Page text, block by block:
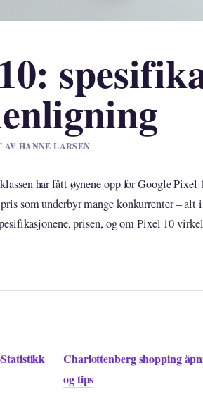
AV HANNE LARSEN
har fått øynene opp for Google Pixel
som underbyr mange konkurrenter – alt
prisen, og om Pixel 10
Charlottenberg shopping
og tips